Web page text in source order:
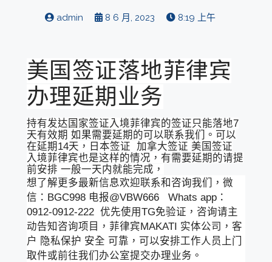
admin 8 6 月, 2023 8:19 上午
美国签证落地菲律宾
办理延期业务
持有发达国家签证入境菲律宾的签证只能落地7
天有效期 如果需要延期的可以联系我们。可以
在延期14天，日本签证 加拿大签证 美国签证
入境菲律宾也是这样的情况，有需要延期的请提
前安排 一般一天内就能完成，
想了解更多最新信息欢迎联系和咨询我们，微
信：BGC998 电报@VBW666 Whats app：
0912-0912-222 优先使用TG免验证，咨询请主
动告知咨询项目，菲律宾MAKATI 实体公司，客
户 隐私保护 安全 可靠，可以安排工作人员上门
取件或前往我们办公室提交办理业务。